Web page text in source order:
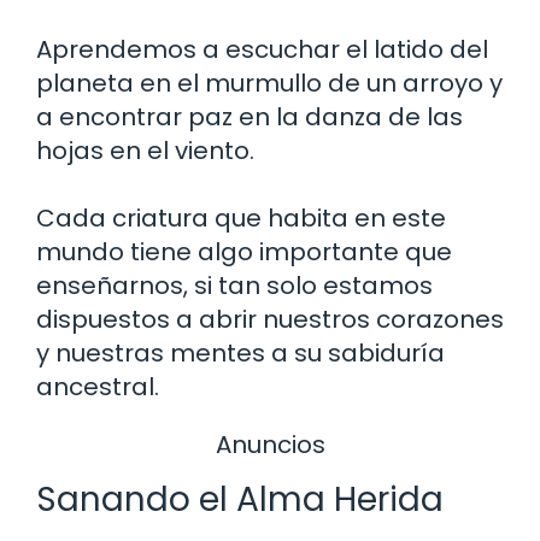
Aprendemos a escuchar el latido del
planeta en el murmullo de un arroyo y
a encontrar paz en la danza de las
hojas en el viento.
Cada criatura que habita en este
mundo tiene algo importante que
enseñarnos, si tan solo estamos
dispuestos a abrir nuestros corazones
y nuestras mentes a su sabiduría
ancestral.
Anuncios
Sanando el Alma Herida